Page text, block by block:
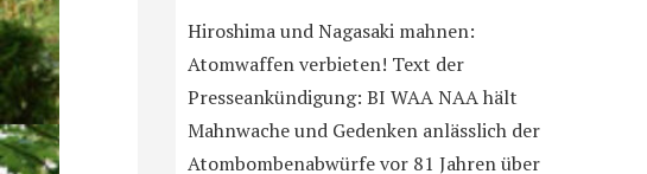
Hiroshima und Nagasaki mahnen:
Atomwaffen verbieten! Text der
Presseankündigung: BI WAA NAA hält
Mahnwache und Gedenken anlässlich der
Atombombenabwürfe vor 81 Jahren über